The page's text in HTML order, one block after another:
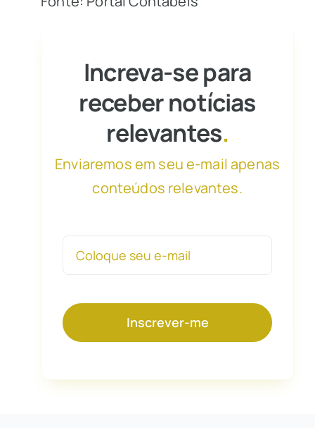
Increva-se para
receber notícias
relevantes.
Enviaremos em seu e-mail apenas
conteúdos relevantes.
Inscrever-me